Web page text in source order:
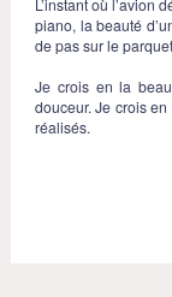
piano, la beauté
de pas sur le
Je crois en la
douceur. Je crois
réalisés.